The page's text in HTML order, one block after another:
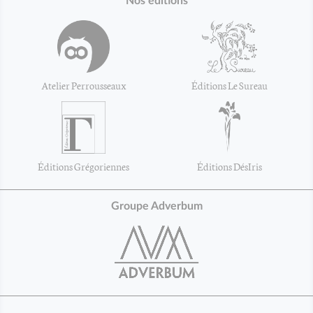
Atelier Perrousseaux Éditions Le Sureau
Éditions Grégoriennes Éditions DésIris
Groupe Adverbum